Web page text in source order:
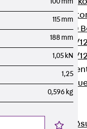
ISOPRO®
ISOPRO® 120
ISOPRO® 80/
ISOPRO® 80/
Zurück
ISOMUR®
Digitale
115 mm
188 mm
1,05 kN
1,25
0,596 kg